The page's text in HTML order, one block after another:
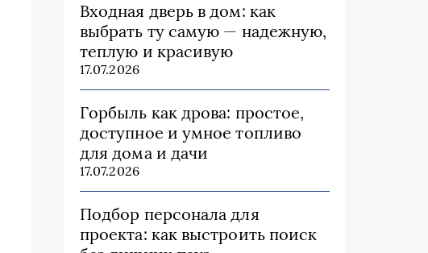
Входная дверь в дом: как
выбрать ту самую — надежную,
теплую и красивую
17.07.2026
Горбыль как дрова: простое,
доступное и умное топливо
для дома и дачи
17.07.2026
Подбор персонала для
проекта: как выстроить поиск